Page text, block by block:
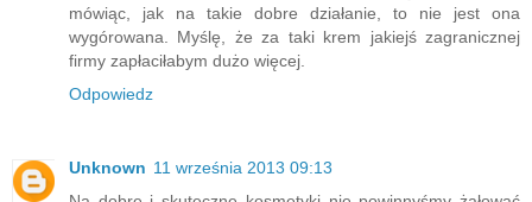
mówiąc, jak na takie dobre działanie, to nie jest ona
wygórowana. Myślę, że za taki krem jakiejś zagranicznej
firmy zapłaciłabym dużo więcej.
Odpowiedz
Unknown 11 września 2013 09:13